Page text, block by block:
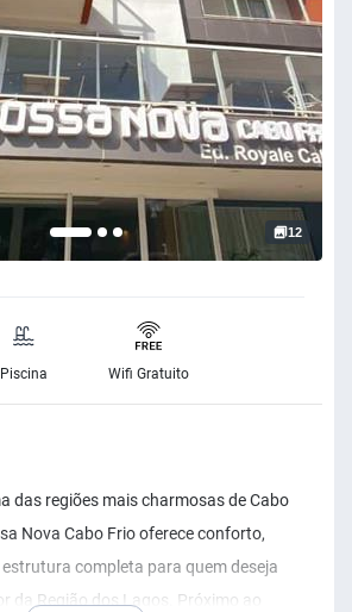
12
Piscina Wifi Gratuito
das regiões mais charmosas de Cabo
Nova Cabo Frio oferece conforto,
completa para quem deseja
da Região dos Lagos. Próximo ao